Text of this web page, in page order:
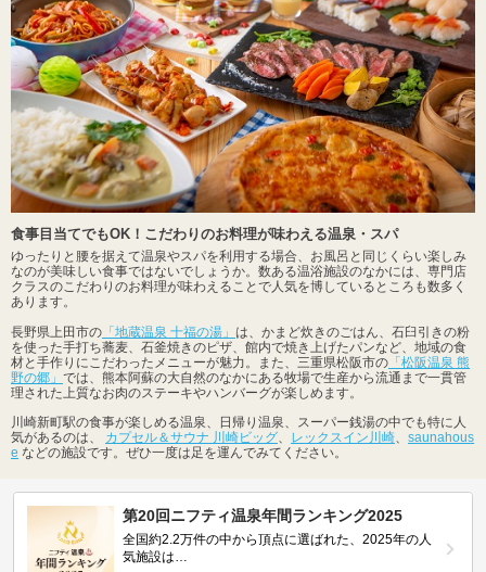
食事目当てでもOK！こだわりのお料理が味わえる温泉・スパ
ゆったりと腰を据えて温泉やスパを利用する場合、お風呂と同じくらい楽しみ
なのが美味しい食事ではないでしょうか。数ある温浴施設のなかには、専門店
クラスのこだわりのお料理が味わえることで人気を博しているところも数多く
あります。
長野県上田市の 「地蔵温泉 十福の湯」 は、かまど炊きのごはん、石臼引きの粉
を使った手打ち蕎麦、石釜焼きのピザ、館内で焼き上げたパンなど、地域の食
材と手作りにこだわったメニューが魅力。また、三重県松阪市の 「松阪温泉 熊
野の郷」 では、熊本阿蘇の大自然のなかにある牧場で生産から流通まで一貫管
理された上質なお肉のステーキやハンバーグが楽しめます。
川崎新町駅の食事が楽しめる温泉、日帰り温泉、スーパー銭湯の中でも特に人
気があるのは、 カプセル＆サウナ 川崎ビッグ レックスイン川崎
saunahous
e などの施設です。ぜひ一度は足を運んでみてください。
第20回ニフティ温泉年間ランキング2025
全国約2.2万件の中から頂点に選ばれた、2025年の人
気施設は…